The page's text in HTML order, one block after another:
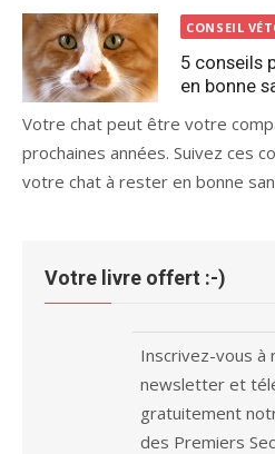
CONSEIL
5 conseils
en bonne
Votre chat peut être votre
prochaines années. Suivez ces
votre chat à rester en bonne
Votre livre offert :-)
Inscrivez-vous à
newsletter et
gratuitement
des Premiers